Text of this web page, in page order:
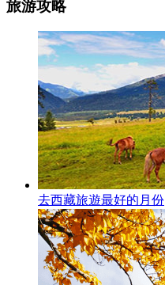
旅游攻略
去西藏旅遊最好的月份